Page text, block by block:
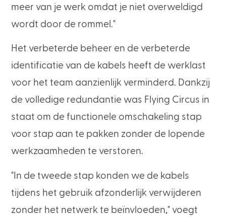
meer van je werk omdat je niet overweldigd
wordt door de rommel."
Het verbeterde beheer en de verbeterde
identificatie van de kabels heeft de werklast
voor het team aanzienlijk verminderd. Dankzij
de volledige redundantie was Flying Circus in
staat om de functionele omschakeling stap
voor stap aan te pakken zonder de lopende
werkzaamheden te verstoren.
"In de tweede stap konden we de kabels
tijdens het gebruik afzonderlijk verwijderen
zonder het netwerk te beïnvloeden," voegt